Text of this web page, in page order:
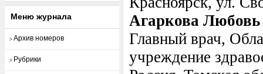
Меню журнала
> Архив номеров
> Рубрики
Агаркова
Главный врач,
учреждение